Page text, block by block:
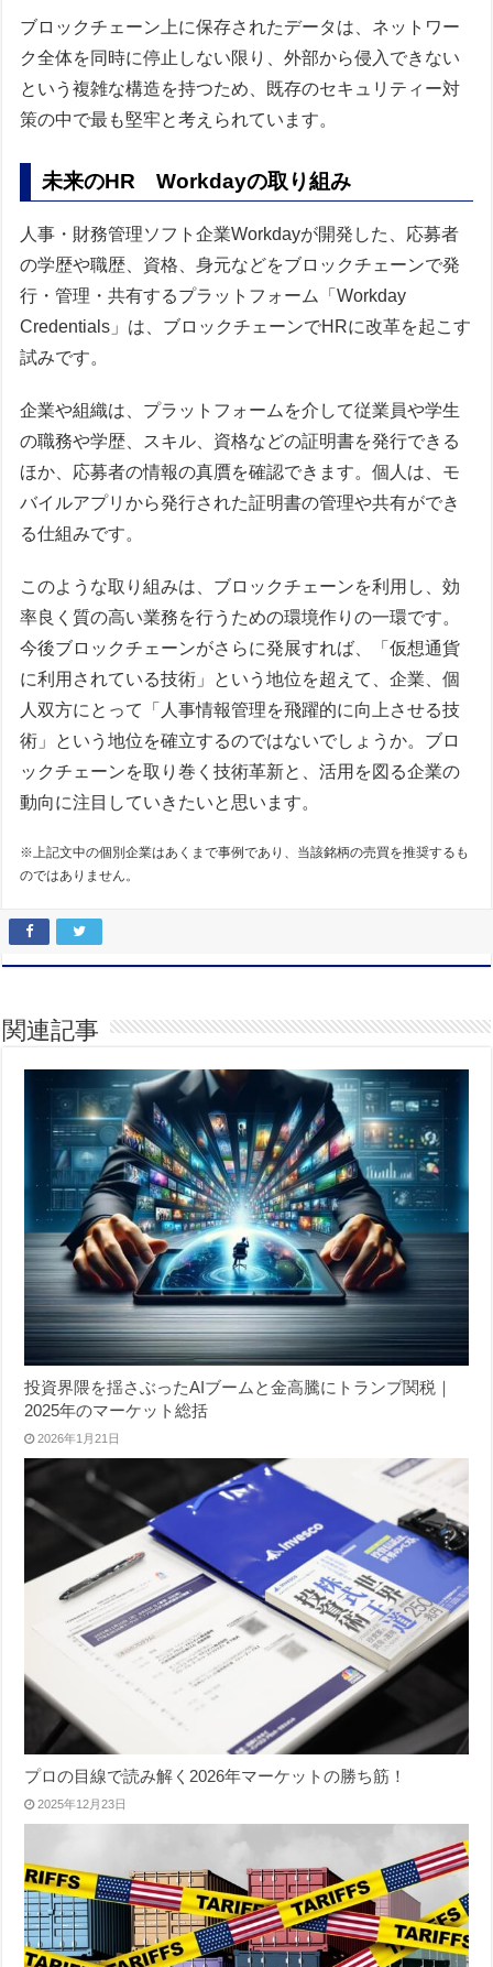
ブロックチェーン上に保存されたデータは、ネットワー
ク全体を同時に停止しない限り、外部から侵入できない
という複雑な構造を持つため、既存のセキュリティー対
策の中で最も堅牢と考えられています。
未来のHR Workdayの取り組み
人事・財務管理ソフト企業Workdayが開発した、応募者
の学歴や職歴、資格、身元などをブロックチェーンで発
行・管理・共有するプラットフォーム「Workday
Credentials」は、ブロックチェーンでHRに改革を起こす
試みです。
企業や組織は、プラットフォームを介して従業員や学生
の職務や学歴、スキル、資格などの証明書を発行できる
ほか、応募者の情報の真贋を確認できます。個人は、モ
バイルアプリから発行された証明書の管理や共有ができ
る仕組みです。
このような取り組みは、ブロックチェーンを利用し、効
率良く質の高い業務を行うための環境作りの一環です。
今後ブロックチェーンがさらに発展すれば、「仮想通貨
に利用されている技術」という地位を超えて、企業、個
人双方にとって「人事情報管理を飛躍的に向上させる技
術」という地位を確立するのではないでしょうか。ブロ
ックチェーンを取り巻く技術革新と、活用を図る企業の
動向に注目していきたいと思います。
※上記文中の個別企業はあくまで事例であり、当該銘柄の売買を推奨するも
のではありません。
関連記事
投資界隈を揺さぶったAIブームと金高騰にトランプ関税｜
2025年のマーケット総括
2026年1月21日
プロの目線で読み解く2026年マーケットの勝ち筋！
2025年12月23日